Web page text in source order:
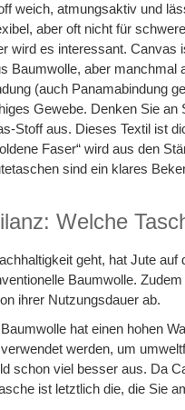
weich, atmungsaktiv und
aber oft nicht für
wird es interessant. Canvas
Baumwolle, aber manchmal
(auch Panamabindung
Gewebe. Denken Sie an
Stoff aus. Dieses Textil ist
Faser“ wird aus den
sind ein klares
Welche
geht, hat Jute
Baumwolle.
ihrer Nutzungsdauer ab.
hat einen hohen
werden, um
schon viel besser aus. Da
ist letztlich die, die Sie